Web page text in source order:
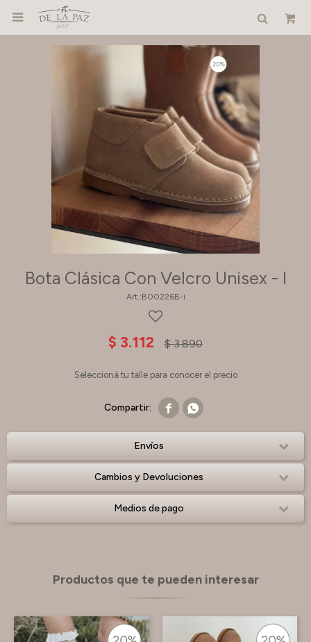

Bota Clásica Con Velcro Unisex - I
B00226B-i
$ 3.112 $ 3.890
Seleccioná tu talle para conocer el precio
 
Envíos
Cambios y Devoluciones
Medios de pago
Productos que te pueden interesar